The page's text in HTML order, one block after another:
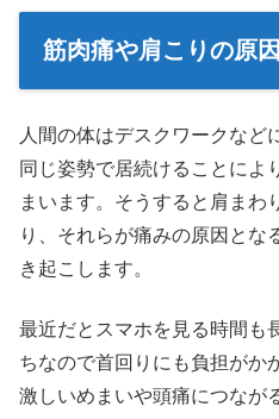
筋肉痛や肩こりの原
人間の体はデスクワークなど
同じ姿勢で居続けることによ
まいます。そうすると肩まわ
り、それらが痛みの原因とな
き起こします。
最近だとスマホを見る時間も
ちなので首回りにも負担がか
激しいめまいや頭痛につなが